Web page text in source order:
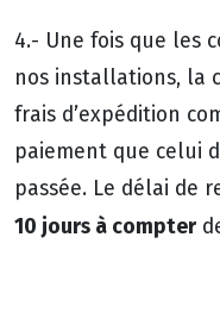
4.- Une fois que les
nos installations, la
frais d’expédition
paiement que celui
passée. Le délai de
10 jours à compter